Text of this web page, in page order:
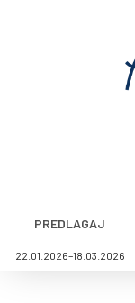
PREDLAGAJ
22.01.2026–18.03.2026